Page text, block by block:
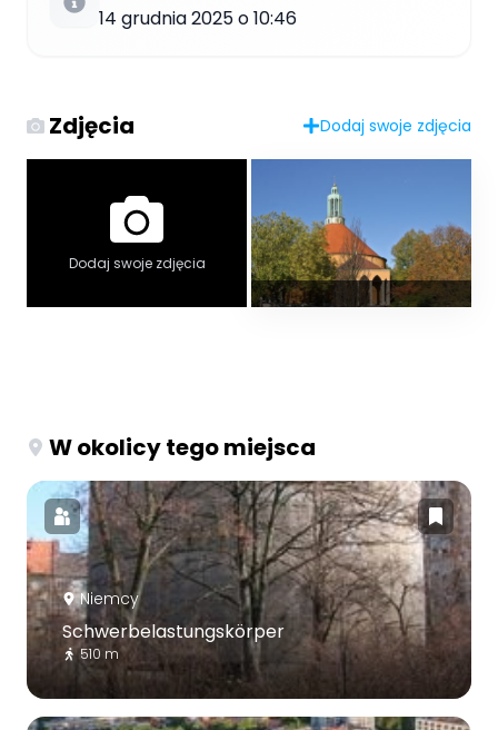
14 grudnia 2025 o 10:46
Zdjęcia Dodaj swoje zdjęcia
Dodaj swoje zdjęcia
W okolicy tego miejsca
Niemcy
Schwerbelastungskörper
510 m